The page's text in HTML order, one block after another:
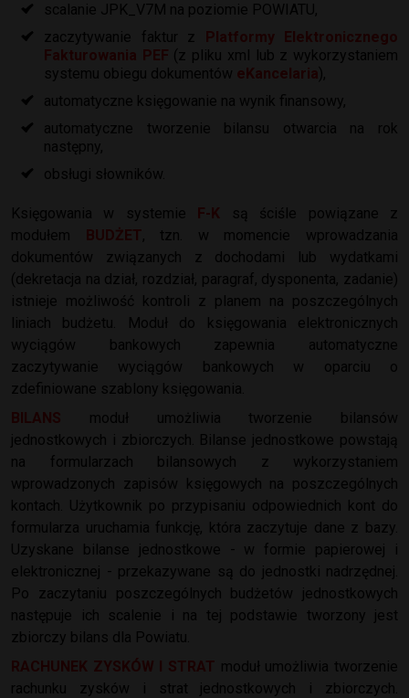
scalanie JPK_V7M na poziomie POWIATU,
zaczytywanie faktur z Platformy Elektronicznego
Fakturowania PEF (z pliku xml lub z wykorzystaniem
systemu obiegu dokumentów eKancelaria),
automatyczne księgowanie na wynik finansowy,
automatyczne tworzenie bilansu otwarcia na rok
następny,
obsługi słowników.
Księgowania w systemie F-K są ściśle powiązane z
modułem BUDŻET, tzn. w momencie wprowadzania
dokumentów związanych z dochodami lub wydatkami
(dekretacja na dział, rozdział, paragraf, dysponenta, zadanie)
istnieje możliwość kontroli z planem na poszczególnych
liniach budżetu. Moduł do księgowania elektronicznych
wyciągów bankowych zapewnia automatyczne
zaczytywanie wyciągów bankowych w oparciu o
zdefiniowane szablony księgowania.
BILANS moduł umożliwia tworzenie bilansów
jednostkowych i zbiorczych. Bilanse jednostkowe powstają
na formularzach bilansowych z wykorzystaniem
wprowadzonych zapisów księgowych na poszczególnych
kontach. Użytkownik po przypisaniu odpowiednich kont do
formularza uruchamia funkcję, która zaczytuje dane z bazy.
Uzyskane bilanse jednostkowe - w formie papierowej i
elektronicznej - przekazywane są do jednostki nadrzędnej.
Po zaczytaniu poszczególnych budżetów jednostkowych
następuje ich scalenie i na tej podstawie tworzony jest
zbiorczy bilans dla Powiatu.
RACHUNEK ZYSKÓW I STRAT moduł umożliwia tworzenie
rachunku zysków i strat jednostkowych i zbiorczych.